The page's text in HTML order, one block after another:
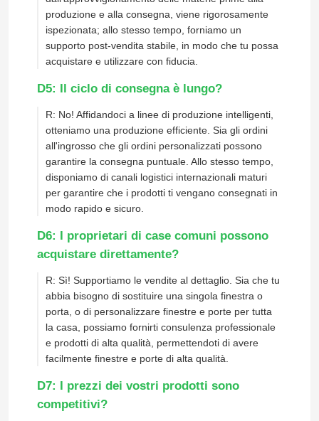
Circa noi
Giro della fabbrica
Controllo di qualità
Contatto Stati Uniti
Studio di caso
Richieda una citazione
porta di alluminio
vetro in alluminio
produzione e alla consegna, viene rigorosamente
ispezionata; allo stesso tempo, forniamo un
supporto post-vendita stabile, in modo che tu possa
acquistare e utilizzare con fiducia.
D5: Il ciclo di consegna è lungo?
R: No! Affidandoci a linee di produzione intelligenti,
otteniamo una produzione efficiente. Sia gli ordini
all'ingrosso che gli ordini personalizzati possono
garantire la consegna puntuale. Allo stesso tempo,
disponiamo di canali logistici internazionali maturi
per garantire che i prodotti ti vengano consegnati in
modo rapido e sicuro.
D6: I proprietari di case comuni possono
acquistare direttamente?
R: Sì! Supportiamo le vendite al dettaglio. Sia che tu
abbia bisogno di sostituire una singola finestra o
porta, o di personalizzare finestre e porte per tutta
la casa, possiamo fornirti consulenza professionale
e prodotti di alta qualità, permettendoti di avere
facilmente finestre e porte di alta qualità.
D7: I prezzi dei vostri prodotti sono
competitivi?